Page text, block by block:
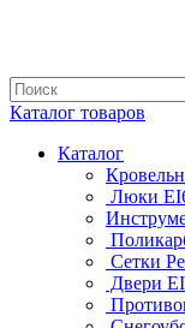
Каталог товаров
Каталог
Люки
Сетки
Двери